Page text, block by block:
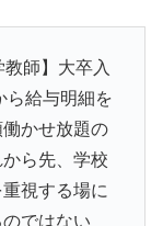
教師】大卒入
ら給与明細を
かせ放題の
ら先、学校
視する場に
ではない